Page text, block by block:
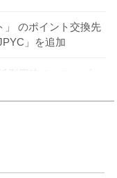
」 のポイント交換先
」を追加
託型円建てステーブル